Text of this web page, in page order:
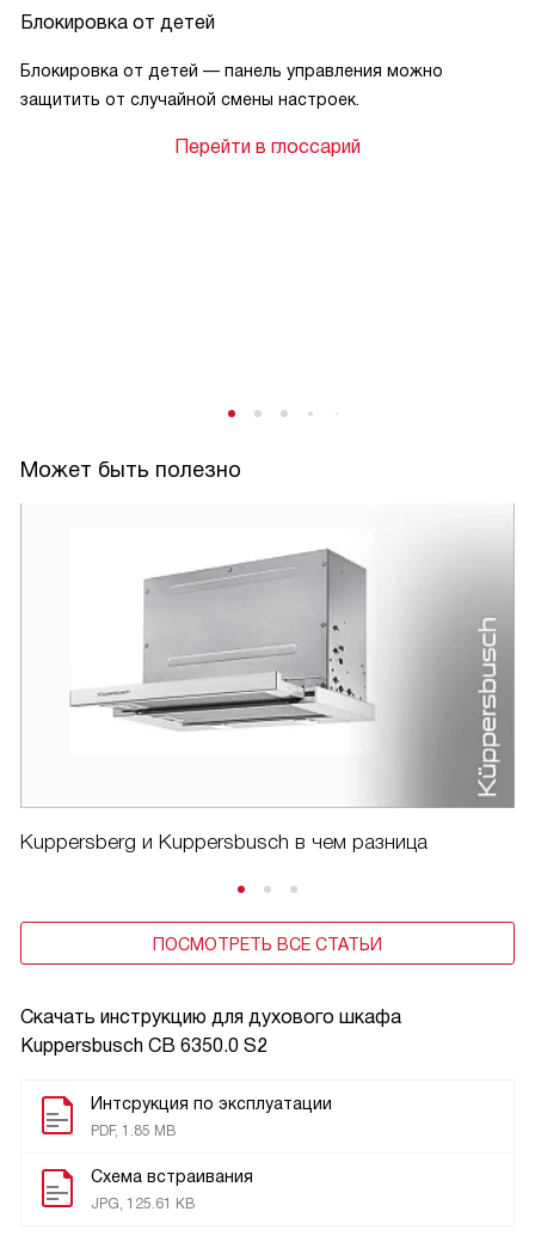
Скачать инструкцию для духового шкафа
Kuppersbusch CB 6350.0 S2
Интсрукция по эксплуатации
PDF, 1.85 MB
Схема встраивания
JPG, 125.61 KB
Блокировка от детей
Блокировка от детей — панель управления можно
защитить от случайной смены настроек.
Перейти в глоссарий
Может быть полезно
Kuppersberg и Kuppersbusch в чем разница
ПОСМОТРЕТЬ ВСЕ СТАТЬИ